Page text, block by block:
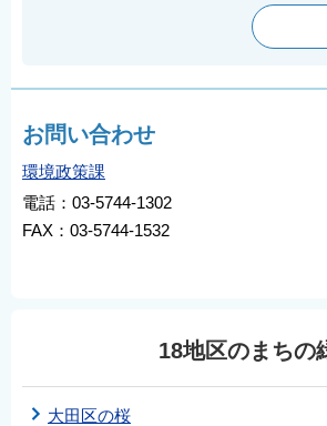
お問い合わせ
環境政策課
電話：03-5744-1302
FAX：03-5744-1532
18地区のまちの
大田区の桜